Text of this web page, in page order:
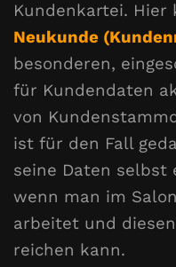
Kundenkartei. Hier
Neukunde
besonderen,
für Kundendaten
von
ist für den Fall
seine Daten selbst
wenn man im
arbeitet und
reichen kann.